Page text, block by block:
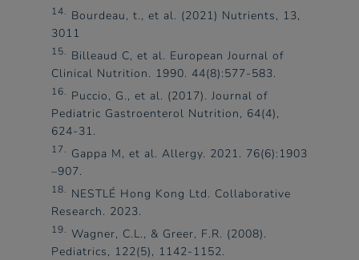
14. Bourdeau, t., et al. (2021) Nutrients, 13,
3011​
15. Billeaud C, et al. European Journal of
Clinical Nutrition. 1990. 44(8):577-583.​
16. Puccio, G., et al. (2017). Journal of
Pediatric Gastroenterol Nutrition, 64(4),
624-31.​
17. Gappa M, et al. Allergy. 2021. 76(6):1903
–907.​
18. NESTLÉ Hong Kong Ltd. Collaborative
Research. 2023.​
19. Wagner, C.L., & Greer, F.R. (2008).
Pediatrics, 122(5), 1142-1152.​